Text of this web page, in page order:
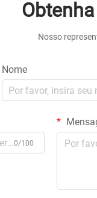
Nosso
Nome
0/100